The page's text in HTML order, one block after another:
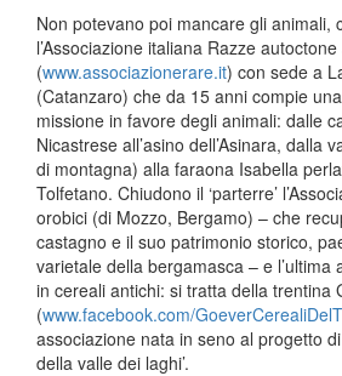
Non potevano poi mancare gli animali,
l’Associazione italiana Razze
(www.associazionerare.it) con sede a
(Catanzaro) che da 15 anni compie
missione in favore degli animali: dalle
Nicastrese all’asino dell’Asinara, dalla
di montagna) alla faraona Isabella
Tolfetano. Chiudono il ‘parterre’
orobici (di Mozzo, Bergamo) – che
castagno e il suo patrimonio storico,
varietale della bergamasca – e l’ultima
in cereali antichi: si tratta della trentina
(www.facebook.com/
associazione nata in seno al progetto
della valle dei laghi’.